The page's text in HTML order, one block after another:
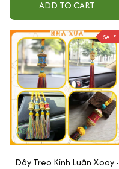
ADD TO CART
SALE
Dây Treo Kinh Luân Xoay -